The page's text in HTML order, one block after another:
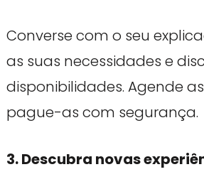
Converse com o seu
as suas necessidades e
disponibilidades. Agende
pague-as com segurança.
3. Descubra novas